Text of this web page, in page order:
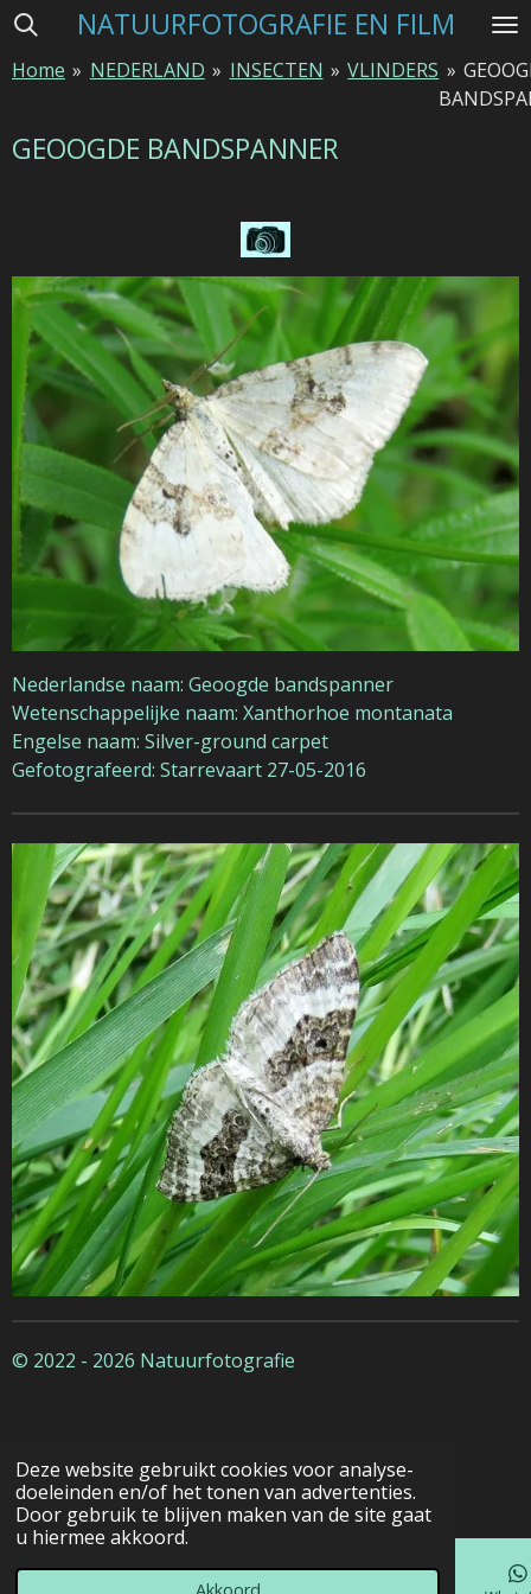
Deze website gebruikt cookies voor analyse-
doeleinden en/of het tonen van advertenties.
Door gebruik te blijven maken van de site gaat
u hiermee akkoord.
Ga
naar
hoofdinhoud
NATUURFOTOGRAFIE EN FILM
Home » NEDERLAND » INSECTEN » VLINDERS »
GEOOGDE BANDSPANNER
Nederlandse naam: Geoogde bandspanner
Wetenschappelijke naam: Xanthorhoe montanata
Engelse naam: Silver-ground carpet
Gefotografeerd: Starrevaart 27-05-2016
© 2022 - 2026 Natuurfotografie